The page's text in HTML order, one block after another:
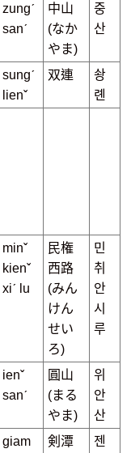
zungˊ
sanˊ
中山
(なか
やま)
중
산
sungˊ
lienˇ
双連
솽
롄
minˇ
kienˇ
xiˊ lu
民権
西路
(みん
けん
せい
ろ)
민
취
안
시
루
ienˇ
sanˊ
圓山
(まる
やま)
위
안
산
giam
剣潭
젠